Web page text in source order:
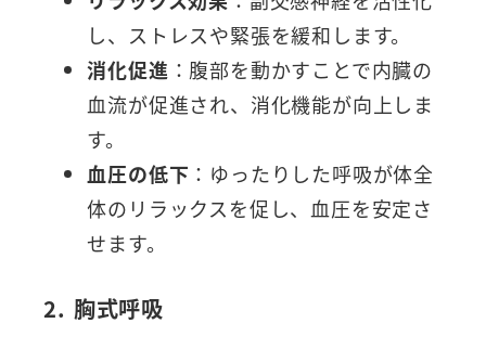
し、ストレスや緊張を緩和します。
消化促進 ：腹部を動かすことで内臓の
血流が促進され、消化機能が向上しま
す。
血圧の低下 ：ゆったりした呼吸が体全
体のリラックスを促し、血圧を安定さ
せます。
2. 胸式呼吸